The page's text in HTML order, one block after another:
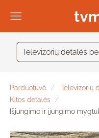
Televizorių detalės
Parduotuvė
Televizorių
Kitos detalės
Išjungimo ir įjungimo